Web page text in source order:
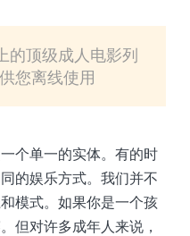
顶级成人电影列
您离线使用
个单一的实体。有的时
的娱乐方式。我们并不
模式。如果你是一个孩
但对许多成年人来说，